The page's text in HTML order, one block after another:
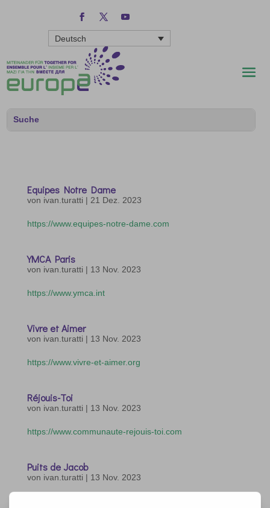
Deutsch
Equipes Notre Dame
von ivan.turatti | 21 Dez. 2023
https://www.equipes-notre-dame.com
YMCA Paris
von ivan.turatti | 13 Nov. 2023
https://www.ymca.int
Vivre et Aimer
von ivan.turatti | 13 Nov. 2023
https://www.vivre-et-aimer.org
Réjouis-Toi
von ivan.turatti | 13 Nov. 2023
https://www.communaute-rejouis-toi.com
Puits de Jacob
von ivan.turatti | 13 Nov. 2023